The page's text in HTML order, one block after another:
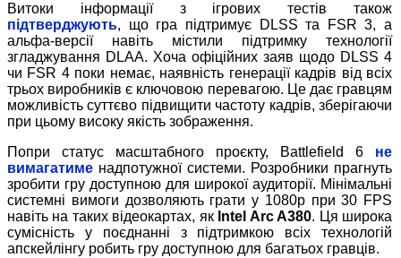
Витоки інформації з ігрових тестів також
підтверджують, що гра підтримує DLSS та FSR 3, а
альфа-версії навіть містили підтримку технології
згладжування DLAA. Хоча офіційних заяв щодо DLSS 4
чи FSR 4 поки немає, наявність генерації кадрів від всіх
трьох виробників є ключовою перевагою. Це дає гравцям
можливість суттєво підвищити частоту кадрів, зберігаючи
при цьому високу якість зображення.
Попри статус масштабного проєкту, Battlefield 6 не
вимагатиме надпотужної системи. Розробники прагнуть
зробити гру доступною для широкої аудиторії. Мінімальні
системні вимоги дозволяють грати у 1080p при 30 FPS
навіть на таких відеокартах, як Intel Arc A380. Ця широка
сумісність у поєднанні з підтримкою всіх технологій
апскейлінгу робить гру доступною для багатьох гравців.